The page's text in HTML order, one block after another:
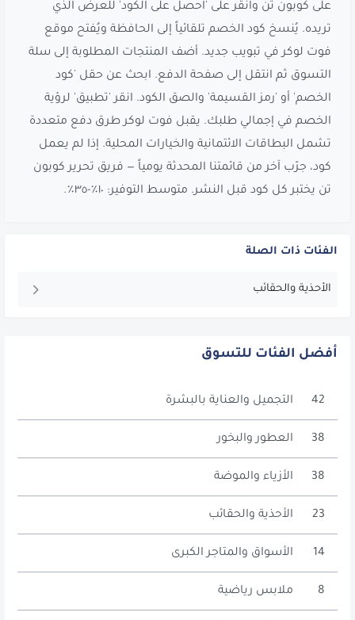
على كوبون تن وانقر على 'احصل على الكود' للعرض الذي
تريده. يُنسخ كود الخصم تلقائياً إلى الحافظة ويُفتح موقع
فوت لوكر في تبويب جديد. أضف المنتجات المطلوبة إلى سلة
التسوق ثم انتقل إلى صفحة الدفع. ابحث عن حقل 'كود
الخصم' أو 'رمز القسيمة' والصق الكود. انقر 'تطبيق' لرؤية
الخصم في إجمالي طلبك. يقبل فوت لوكر طرق دفع متعددة
تشمل البطاقات الائتمانية والخيارات المحلية. إذا لم يعمل
كود، جرّب آخر من قائمتنا المحدثة يومياً — فريق تحرير كوبون
تن يختبر كل كود قبل النشر. متوسط التوفير: ١٠٪-٣٥٪.
الفئات ذات الصلة
الأحذية والحقائب
أفضل الفئات للتسوق
التجميل والعناية بالبشرة 42
العطور والبخور 38
الأزياء والموضة 38
الأحذية والحقائب 23
الأسواق والمتاجر الكبرى 14
ملابس رياضية 8